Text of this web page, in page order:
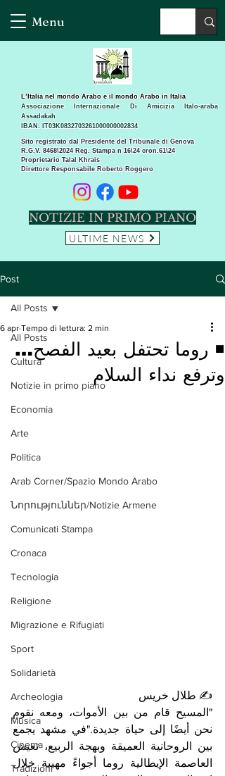
Menu
Sito registrato dal Presidente del Tribunale di Genova
R.G.V. 8468\2024 Reg. Stampa n 16\24 cron.61\24 ​
Proprietario Talal Khrais
Direttore Responsabile Roberto Roggero
L’Italia nel mondo Arabo e il mondo Arabo in Italia
Associazione Internazionale Di Amicizia Italo-araba
Assadakah
IBAN: IT03K0832703261000000002834
NOTIZIE IN PRIMO PIANO
ULTIME NEWS
Post
All Posts
Cultura
Notizie in primo piano
Economia
Arte
Politica
Arab Corner/Spazio Mondo Arabo
Նորություններ/Notizie Armene
Comunicati Stampa
Cronaca
Tecnologia
Religione
Migrazione e Rifugiati
Sport
Solidarietà
Archeologia
Musica
Cinema
Tradizioni
All Posts
◾ روما تحتفل بعيد الفصح…
وترفع نداء السلام
6 apr Tempo di lettura: 2 min
✍️ طلال خريس
بين الروحانية العميقة وبهجة الربيع، تعيش
العاصمة الإيطالية روما أجواءً مهيبة خلال